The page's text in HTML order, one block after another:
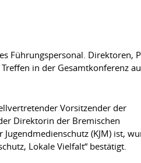
Führungspersonal. Direktoren,
in der Gesamtkonferenz
Vorsitzender der
Direktorin der Bremischen
(KJM) ist,
Lokale Vielfalt“ bestätigt.